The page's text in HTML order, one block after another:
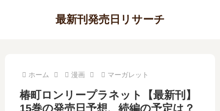
最新刊発売日リサーチ
ホーム 漫画 マーガレット
椿町ロンリープラネット【最新刊】
15巻の発売日予想、続編の予定は？